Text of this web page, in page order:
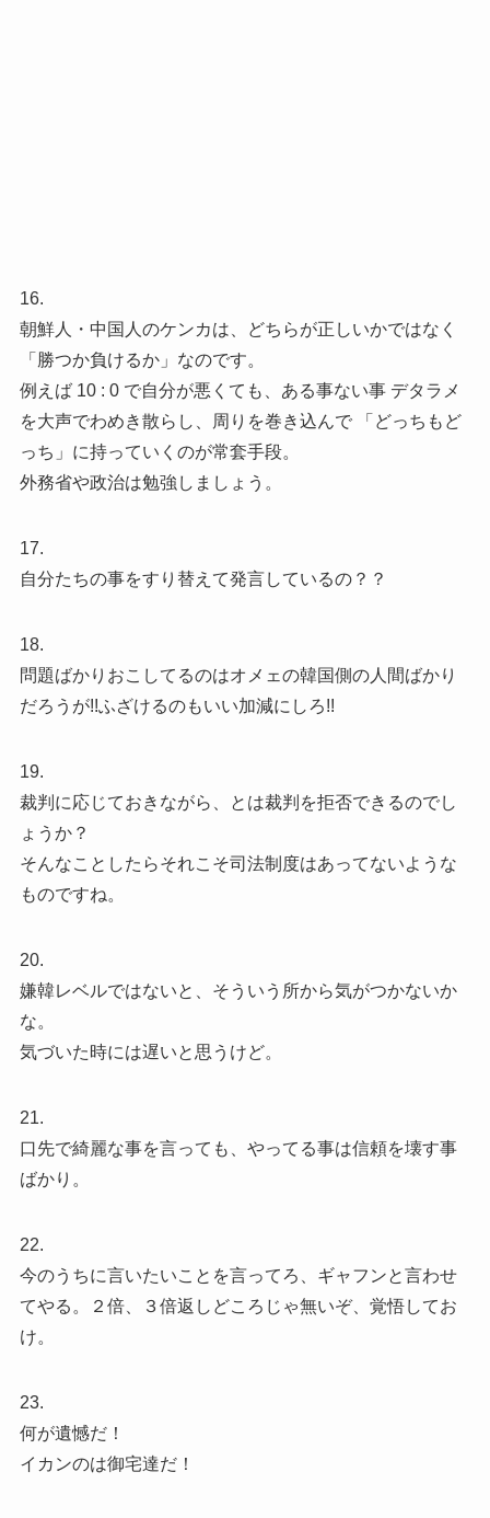
16.
朝鮮人・中国人のケンカは、どちらが正しいかではなく
「勝つか負けるか」なのです。
例えば 10 : 0 で自分が悪くても、ある事ない事 デタラメ
を大声でわめき散らし、周りを巻き込んで 「どっちもど
っち」に持っていくのが常套手段。
外務省や政治は勉強しましょう。
17.
自分たちの事をすり替えて発言しているの？？
18.
問題ばかりおこしてるのはオメェの韓国側の人間ばかり
だろうが!!ふざけるのもいい加減にしろ!!
19.
裁判に応じておきながら、とは裁判を拒否できるのでし
ょうか？
そんなことしたらそれこそ司法制度はあってないような
ものですね。
20.
嫌韓レベルではないと、そういう所から気がつかないか
な。
気づいた時には遅いと思うけど。
21.
口先で綺麗な事を言っても、やってる事は信頼を壊す事
ばかり。
22.
今のうちに言いたいことを言ってろ、ギャフンと言わせ
てやる。２倍、３倍返しどころじゃ無いぞ、覚悟してお
け。
23.
何が遺憾だ！
イカンのは御宅達だ！